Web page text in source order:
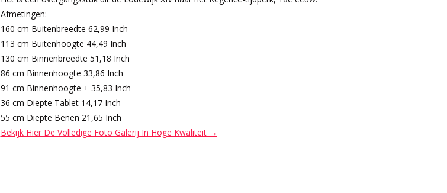
Afmetingen:
160 cm Buitenbreedte 62,99 Inch
113 cm Buitenhoogte 44,49 Inch
130 cm Binnenbreedte 51,18 Inch
86 cm Binnenhoogte 33,86 Inch
91 cm Binnenhoogte + 35,83 Inch
36 cm Diepte Tablet 14,17 Inch
55 cm Diepte Benen 21,65 Inch
Bekijk Hier De Volledige Foto Galerij In Hoge Kwaliteit →